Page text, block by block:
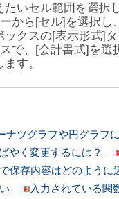
たいセル範囲を選択
から[セル]を選択し
ックスの[表示形式]
で、[会計書式]を選
す。
ナツグラフや円グラフ
やく変更するには？
保存内容はどのように
入力されている関